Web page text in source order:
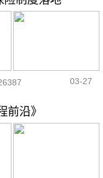
03-27
前沿》